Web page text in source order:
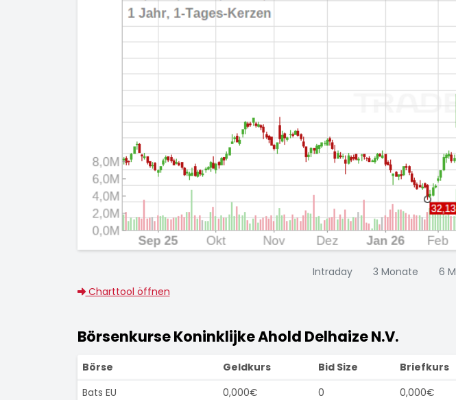
Intraday 3 Monate 6
Charttool öffnen
Börsenkurse Koninklijke Ahold Delhaize N.V.
Börse Geldkurs Bid Size Briefkurs
Bats EU
0,000€ 0 0,000€